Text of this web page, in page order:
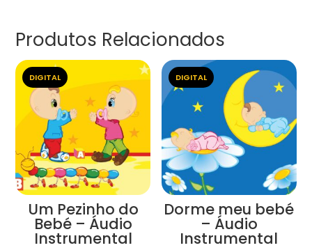
Produtos Relacionados
DIGITAL
Um Pezinho do
Bebé – Áudio
Instrumental
DIGITAL
Dorme meu bebé
– Áudio
Instrumental